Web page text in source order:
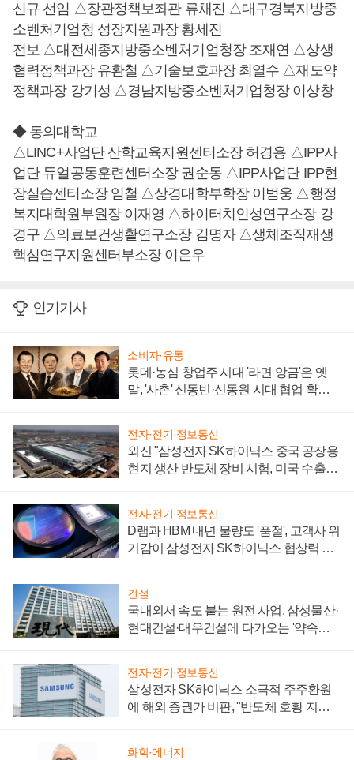
신규 선임 △장관정책보좌관 류채진 △대구경북지방중
소벤처기업청 성장지원과장 황세진
전보 △대전세종지방중소벤처기업청장 조재연 △상생
협력정책과장 유환철 △기술보호과장 최열수 △재도약
정책과장 강기성 △경남지방중소벤처기업청장 이상창
◆ 동의대학교
△LINC+사업단 산학교육지원센터소장 허경용 △IPP사
업단 듀얼공동훈련센터소장 권순동 △IPP사업단 IPP현
장실습센터소장 임철 △상경대학부학장 이범웅 △행정
복지대학원부원장 이재영 △하이터치인성연구소장 강
경구 △의료보건생활연구소장 김명자 △생체조직재생
핵심연구지원센터부소장 이은우
인기기사
소비자·유통
롯데·농심 창업주 시대 '라면 앙금'은 옛
말, '사촌' 신동빈·신동원 시대 협업 확대
전자·전기·정보통신
외신 "삼성전자 SK하이닉스 중국 공장용
현지 생산 반도체 장비 시험, 미국 수출통
전자·전기·정보통신
D램과 HBM 내년 물량도 '품절', 고객사 위
기감이 삼성전자 SK하이닉스 협상력 더
건설
국내외서 속도 붙는 원전 사업, 삼성물산·
현대건설·대우건설에 다가오는 '약속의
전자·전기·정보통신
삼성전자 SK하이닉스 소극적 주주환원
에 해외 증권가 비판, "반도체 호황 지속
화학·에너지